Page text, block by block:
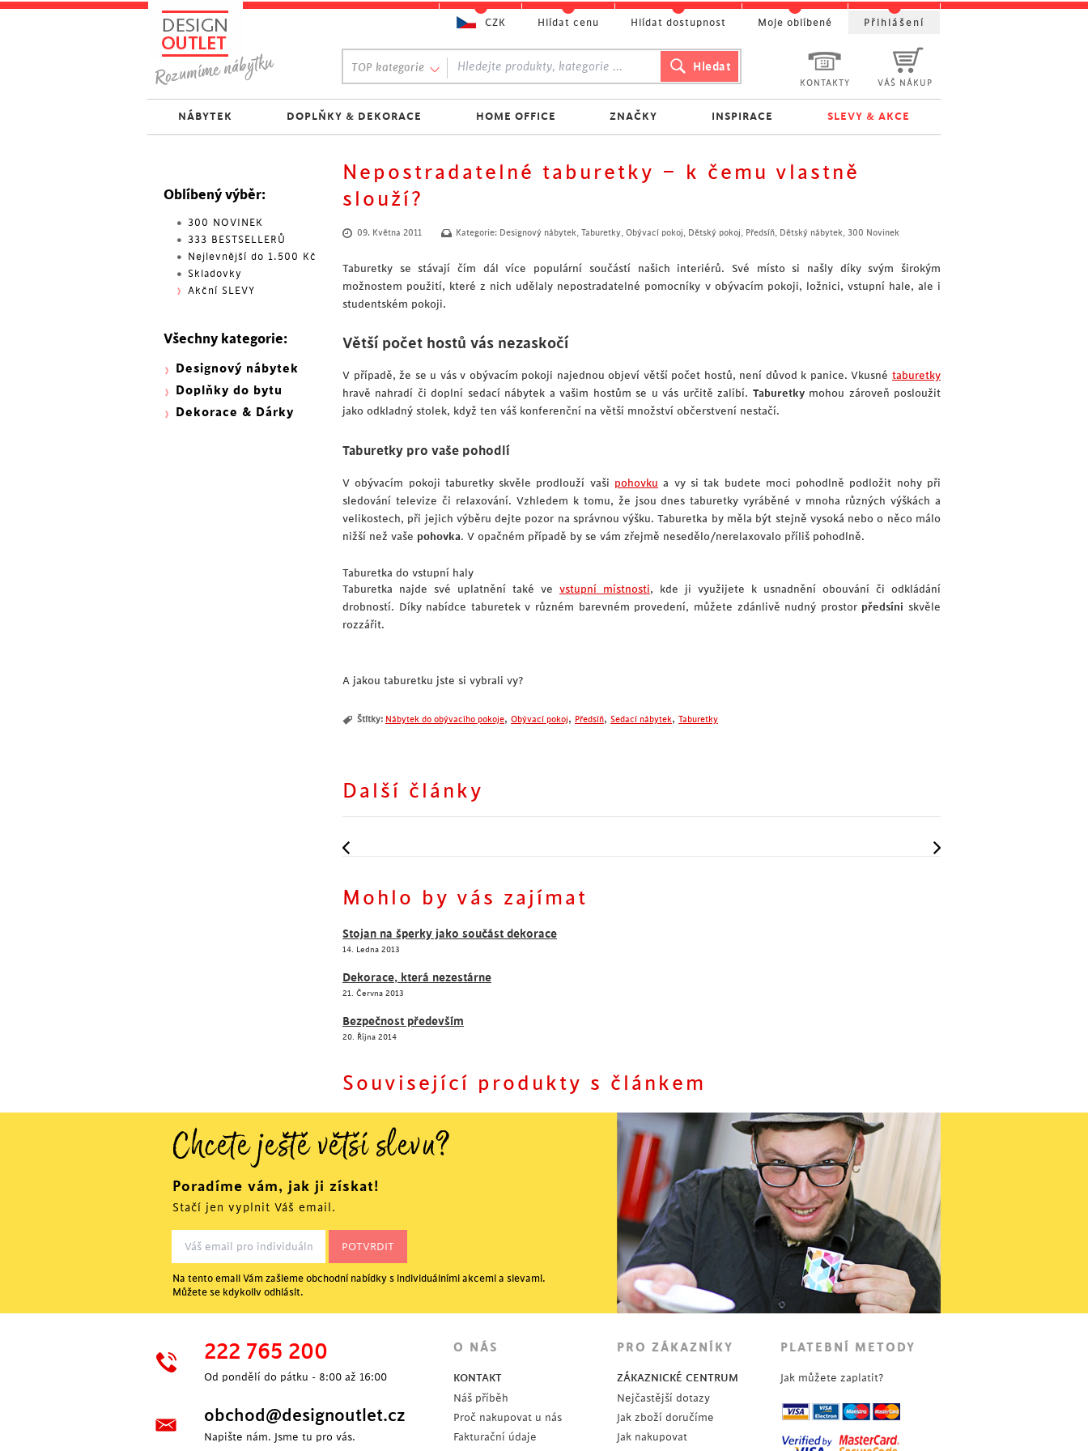
Nepostradatelné taburetky – k čemu vlastně
slouží?
09. Května 2011 Kategorie: Designový nábytek, Taburetky, Obývací pokoj, Dětský pokoj, Předsíň, Dětský nábytek, 300 Novinek
Taburetky se stávají čím dál více populární součástí našich interiérů. Své místo si našly díky svým širokým
možnostem použití, které z nich udělaly nepostradatelné pomocníky v obývacím pokoji, ložnici, vstupní hale, ale i
studentském pokoji.
Větší počet hostů vás nezaskočí
V případě, že se u vás v obývacím pokoji najednou objeví větší počet hostů, není důvod k panice. Vkusné taburetky
hravě nahradí či doplní sedací nábytek a vašim hostům se u vás určitě zalíbí. Taburetkymohou zároveň posloužit
jako odkladný stolek, když ten váš konferenční na větší množství občerstvení nestačí.
Taburetky pro vaše pohodlí
V obývacím pokoji taburetky skvěle prodlouží vaši pohovku a vy si tak budete moci pohodlně podložit nohy při
sledování televize či relaxování. Vzhledem k tomu, že jsou dnes taburetky vyráběné v mnoha různých výškách a
velikostech, při jejich výběru dejte pozor na správnou výšku. Taburetka by měla být stejně vysoká nebo o něco málo
nižší než vaše pohovka. V opačném případě by se vám zřejmě nesedělo/nerelaxovalo příliš pohodlně.
Taburetka do vstupní haly
Taburetka najde své uplatnění také ve vstupní místnosti, kde ji využijete k usnadnění obouvání či odkládání
drobností. Díky nabídce taburetek v různém barevném provedení, můžete zdánlivě nudný prostor předsíni skvěle
rozzářit.
A jakou taburetku jste si vybrali vy?
Štítky: Nábytek do obývacího pokoje, Obývací pokoj, Předsíň, Sedací nábytek, Taburetky
Další články
Mohlo by vás zajímat
Stojan na šperky jako součást dekorace
14. Ledna 2013
Dekorace, která nezestárne
21. Června 2013
Bezpečnost především
20. Října 2014
Související produkty s článkem
1 2 3 4
Oblíbený výběr:
300 NOVINEK
333 BESTSELLERŮ
Nejlevnější do 1.500 Kč
Skladovky
Akční SLEVY
Všechny kategorie:
Designový nábytek
Doplňky do bytu
Dekorace & Dárky
KONTAKTY VÁŠ NÁKUP
TOP kategorie
NÁBYTEK DOPLŇKY & DEKORACE HOME OFFICE ZNAČKY INSPIRACE SLEVY & AKCE
CZK Hlídat cenu Hlídat dostupnost Moje oblíbené Přihlášení
Chcete ještě větší slevu?
Poradíme vám, jak ji získat!
Stačí jen vyplnit Váš email.
Na tento email Vám zašleme obchodní nabídky s individuálními akcemi a slevami.
Můžete se kdykoliv odhlásit.
222 765 200
Od pondělí do pátku - 8:00 až 16:00
obchod@designoutlet.cz
Napište nám. Jsme tu pro vás.
O NÁS
KONTAKT
Náš příběh
Proč nakupovat u nás
Fakturační údaje
PRO ZÁKAZNÍKY
ZÁKAZNICKÉ CENTRUM
Nejčastější dotazy
Jak zboží doručíme
Jak nakupovat
PLATEBNÍ METODY
Jak můžete zaplatit?